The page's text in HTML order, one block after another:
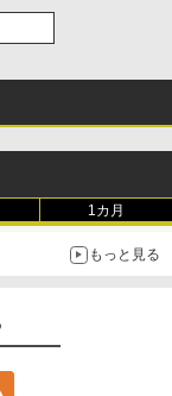
Colorsoft |
1カ月
もっと見る